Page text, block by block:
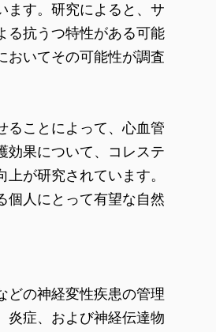
ます。研究によると、サ
る抗うつ特性がある可能
おいてその可能性が調査
ることによって、心血管
効果について、コレステ
が研究されています。
個人にとって有望な自然
どの神経変性疾患の管理
炎症、および神経伝達物